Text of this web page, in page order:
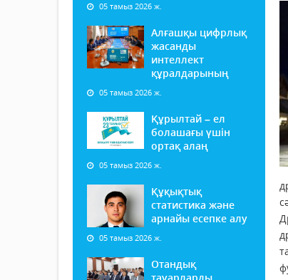
05 тамыз 2026 ж.
Алғашқы цифрлық
жасанды
интеллект
құралдарының
05 тамыз 2026 ж.
Құрылтай – ел
болашағы үшін
ортақ алаң
05 тамыз 2026 ж.
Құқықтық
статистика және
арнайы есепке алу
05 тамыз 2026 ж.
Отандық